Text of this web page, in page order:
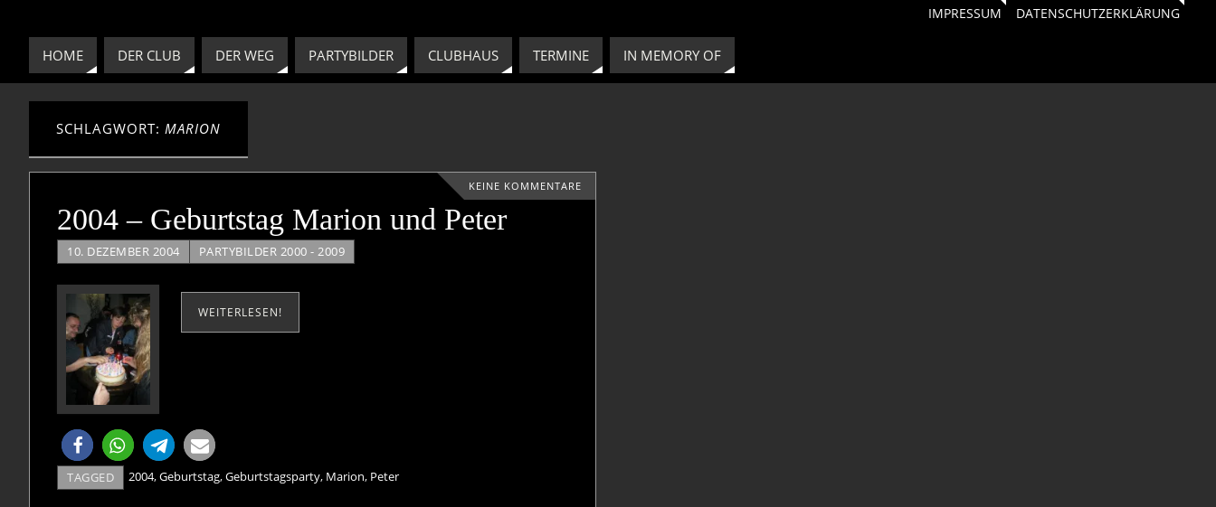
IMPRESSUM DATENSCHUTZERKLÄRUNG
HOME DER CLUB DER WEG PARTYBILDER CLUBHAUS TERMINE IN MEMORY OF
SCHLAGWORT: MARION
KEINE KOMMENTARE
2004 – Geburtstag Marion und Peter
10. DEZEMBER 2004 PARTYBILDER 2000 - 2009
WEITERLESEN!
TAGGED 2004,Geburtstag,Geburtstagsparty, Marion, Peter